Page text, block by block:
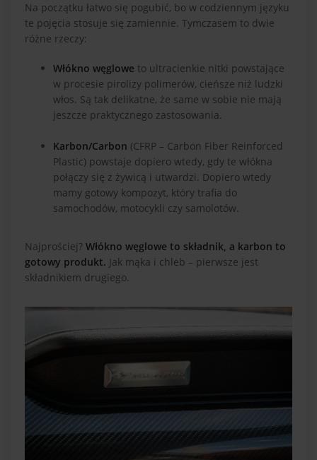
Na początku łatwo się pogubić, bo w codziennym języku
te pojęcia stosuje się zamiennie. Tymczasem to dwie
różne rzeczy:
Włókno węglowe to ultracienkie nitki powstające
w procesie pirolizy polimerów, cieńsze niż ludzki
włos. Są tak delikatne, że same w sobie nie mają
jeszcze praktycznego zastosowania.
Karbon/Carbon (CFRP – Carbon Fiber Reinforced
Plastic) powstaje dopiero wtedy, gdy te włókna
połączy się z żywicą i utwardzi. Dopiero wtedy
mamy gotowy kompozyt, który trafia do
samochodów, motocykli czy samolotów.
Najprościej? Włókno węglowe to składnik, a karbon to
gotowy produkt. Jak mąka i chleb – pierwsze jest
składnikiem drugiego.